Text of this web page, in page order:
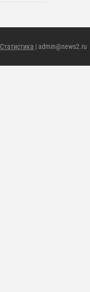
Статистика | admin@news2.ru